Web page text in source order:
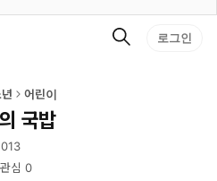
검
로그인
어린이
국밥
관심 0